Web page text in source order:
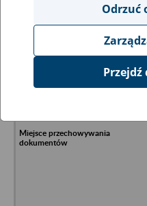
Ukryj wszystkie
Odrzuć
Przejdź